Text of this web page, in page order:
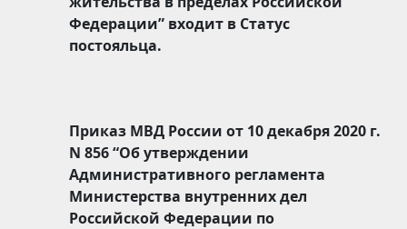
Федерации” входит в Статус
постояльца.
Приказ МВД России от 10 декабря 2020 г.
N 856 “Об утверждении
Административного регламента
Министерства внутренних дел
Российской Федерации по